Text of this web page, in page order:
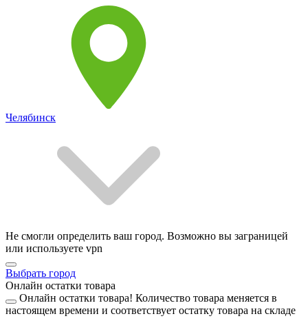
Челябинск
Не смогли определить ваш город. Возможно вы заграницей
или используете vpn
Выбрать город
Онлайн остатки товара
Онлайн остатки товара! Количество товара меняется в
настоящем времени и соответствует остатку товара на складе